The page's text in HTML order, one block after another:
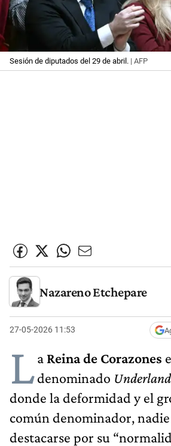
Sesión de diputados del 29 de abril. | AFP
Nazareno Etchepare
27-05-2026 11:53
La Reina de Corazones
denominado Underland
donde la deformidad y el
común denominador,
destacarse por su